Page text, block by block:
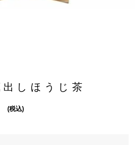
しほうじ茶
税込